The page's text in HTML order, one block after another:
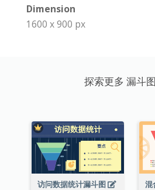
Dimension
1600 x 900 px
探索更多 漏斗
访问数据统计漏斗图 混